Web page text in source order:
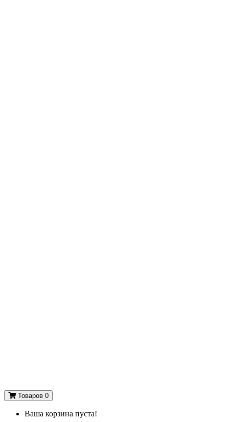
Товаров 0
Ваша корзина пуста!